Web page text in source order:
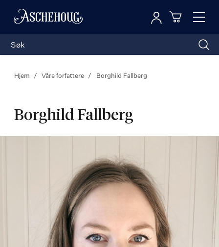
Toggle
Logg inn
Hjem Våre forfattere Borghild Fallberg
Borghild Fallberg